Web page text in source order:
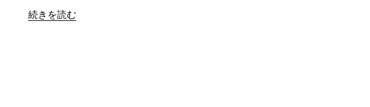
“「グラウンドには人生の縮図がある」／ PL学園 中村順司監督” の
続きを読む